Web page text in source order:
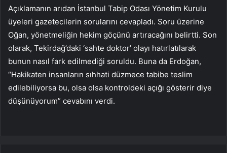
Açıklamanın arıdan İstanbul Tabip Odası Yönetim Kurulu
üyeleri gazetecilerin sorularını cevapladı. Soru üzerine
Oğan, yönetmeliğin hekim göçünü artıracağını belirtti. Son
olarak, Tekirdağ’daki ‘sahte doktor’ olayı hatırlatılarak
bunun nasıl fark edilmediği soruldu. Buna da Erdoğan,
“Hakikaten insanların sıhhati düzmece tabibe teslim
edilebiliyorsa bu, olsa olsa kontroldeki açığı gösterir diye
düşünüyorum” cevabını verdi.